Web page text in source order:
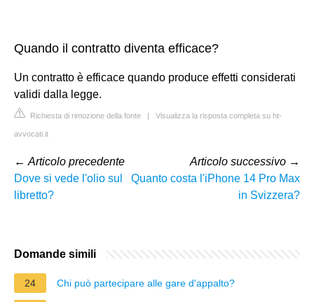
Quando il contratto diventa efficace?
Un contratto è efficace quando produce effetti considerati
validi dalla legge.
Richiesta di rimozione della fonte | Visualizza la risposta completa su ht-
avvocati.it
← Articolo precedente
Dove si vede l'olio sul
libretto?
Articolo successivo →
Quanto costa l'iPhone 14 Pro Max
in Svizzera?
Domande simili
24 Chi può partecipare alle gare d'appalto?